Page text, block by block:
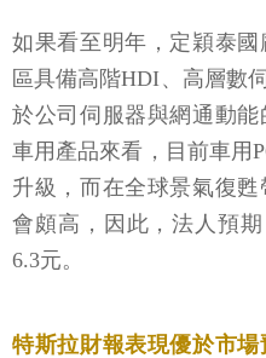
如果看至明年，定穎泰
區具備高階HDI、高層數
於公司伺服器與網通動
車用產品來看，目前車用
升級，而在全球景氣復
會頗高，因此，法人預
6.3元。
特斯拉財報表現優於市